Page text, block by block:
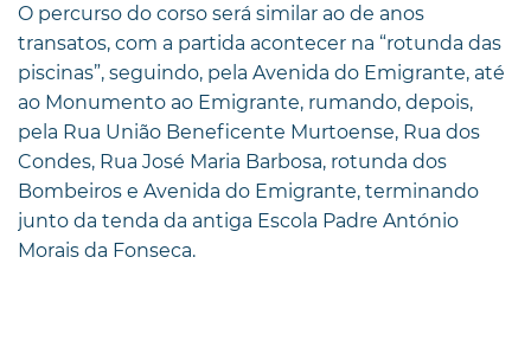
O percurso do corso será similar ao de anos
transatos, com a partida acontecer na “rotunda das
piscinas”, seguindo, pela Avenida do Emigrante, até
ao Monumento ao Emigrante, rumando, depois,
pela Rua União Beneficente Murtoense, Rua dos
Condes, Rua José Maria Barbosa, rotunda dos
Bombeiros e Avenida do Emigrante, terminando
junto da tenda da antiga Escola Padre António
Morais da Fonseca.